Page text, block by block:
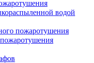
водой
пожаротушения